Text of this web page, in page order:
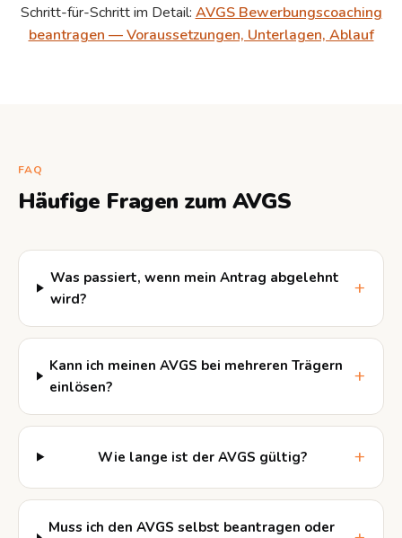
Schritt-für-Schritt im Detail: AVGS Bewerbungscoaching
beantragen — Voraussetzungen, Unterlagen, Ablauf
FAQ
Häufige Fragen zum AVGS
Was passiert, wenn mein Antrag abgelehnt
wird?
Kann ich meinen AVGS bei mehreren Trägern
einlösen?
Wie lange ist der AVGS gültig?
Muss ich den AVGS selbst beantragen oder